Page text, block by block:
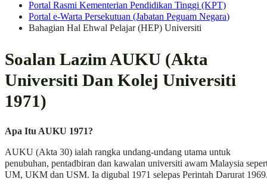
Portal Rasmi Kementerian Pendidikan Tinggi (KPT)
Portal e-Warta Persekutuan (Jabatan Peguam Negara)
Bahagian Hal Ehwal Pelajar (HEP) Universiti
Soalan Lazim AUKU (Akta
Universiti Dan Kolej Universiti
1971)
Apa Itu AUKU 1971?
AUKU (Akta 30) ialah rangka undang-undang utama untuk
penubuhan, pentadbiran dan kawalan universiti awam Malaysia
UM, UKM dan USM. Ia digubal 1971 selepas Perintah Darurat